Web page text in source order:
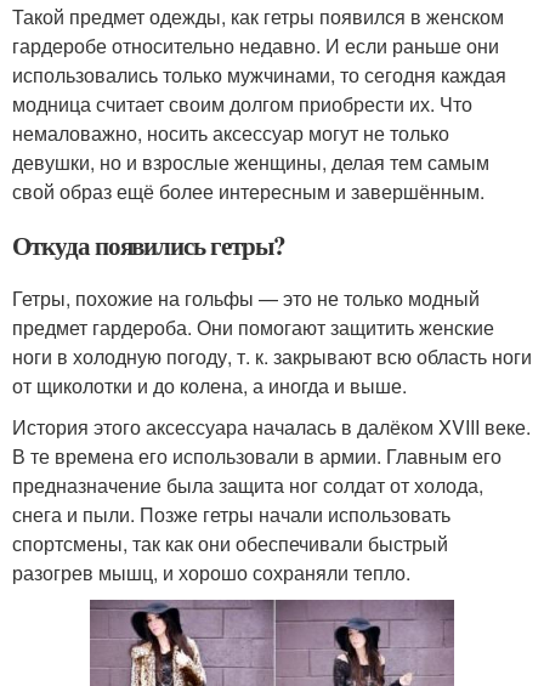
Такой предмет одежды, как гетры появился в женском
гардеробе относительно недавно. И если раньше они
использовались только мужчинами, то сегодня каждая
модница считает своим долгом приобрести их. Что
немаловажно, носить аксессуар могут не только
девушки, но и взрослые женщины, делая тем самым
свой образ ещё более интересным и завершённым.
Откуда появились гетры?
Гетры, похожие на гольфы — это не только модный
предмет гардероба. Они помогают защитить женские
ноги в холодную погоду, т. к. закрывают всю область ноги
от щиколотки и до колена, а иногда и выше.
История этого аксессуара началась в далёком XVIII веке.
В те времена его использовали в армии. Главным его
предназначение была защита ног солдат от холода,
снега и пыли. Позже гетры начали использовать
спортсмены, так как они обеспечивали быстрый
разогрев мышц, и хорошо сохраняли тепло.